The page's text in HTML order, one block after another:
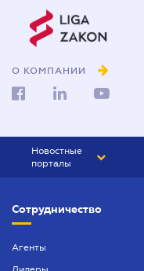
О КОМПАНИИ
Новостные
порталы
БИЗНЕС
Сотрудничество
Агенты